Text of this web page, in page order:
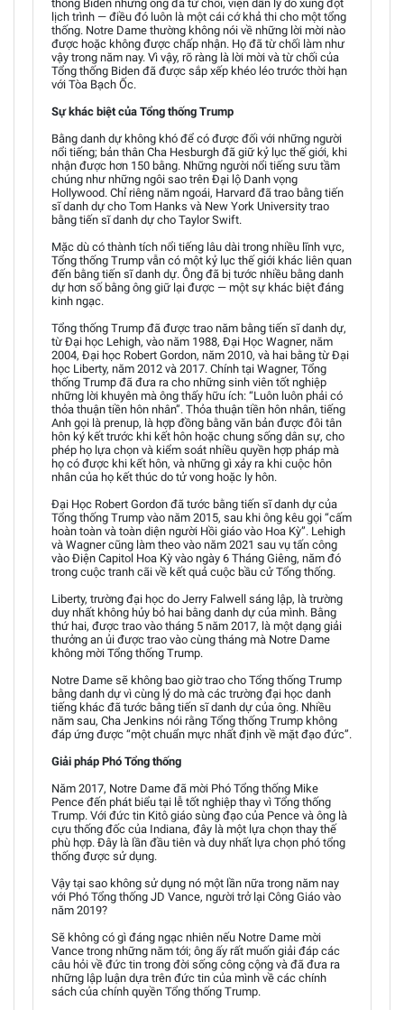
thống Biden nhưng ông đã từ chối, viện dẫn lý do xung đột
lịch trình — điều đó luôn là một cái cớ khả thi cho một tổng
thống. Notre Dame thường không nói về những lời mời nào
được hoặc không được chấp nhận. Họ đã từ chối làm như
vậy trong năm nay. Vì vậy, rõ ràng là lời mời và từ chối của
Tổng thống Biden đã được sắp xếp khéo léo trước thời hạn
với Tòa Bạch Ốc.
Sự khác biệt của Tổng thống Trump
Bằng danh dự không khó để có được đối với những người
nổi tiếng; bản thân Cha Hesburgh đã giữ kỷ lục thế giới, khi
nhận được hơn 150 bằng. Những người nổi tiếng sưu tầm
chúng như những ngôi sao trên Đại lộ Danh vọng
Hollywood. Chỉ riêng năm ngoái, Harvard đã trao bằng tiến
sĩ danh dự cho Tom Hanks và New York University trao
bằng tiến sĩ danh dự cho Taylor Swift.
Mặc dù có thành tích nổi tiếng lâu dài trong nhiều lĩnh vực,
Tổng thống Trump vẫn có một kỷ lục thế giới khác liên quan
đến bằng tiến sĩ danh dự. Ông đã bị tước nhiều bằng danh
dự hơn số bằng ông giữ lại được — một sự khác biệt đáng
kinh ngạc.
Tổng thống Trump đã được trao năm bằng tiến sĩ danh dự,
từ Đại học Lehigh, vào năm 1988, Đại Học Wagner, năm
2004, Đại học Robert Gordon, năm 2010, và hai bằng từ Đại
học Liberty, năm 2012 và 2017. Chính tại Wagner, Tổng
thống Trump đã đưa ra cho những sinh viên tốt nghiệp
những lời khuyên mà ông thấy hữu ích: “Luôn luôn phải có
thỏa thuận tiền hôn nhân”. Thỏa thuận tiền hôn nhân, tiếng
Anh gọi là prenup, là hợp đồng bằng văn bản được đôi tân
hôn ký kết trước khi kết hôn hoặc chung sống dân sự, cho
phép họ lựa chọn và kiểm soát nhiều quyền hợp pháp mà
họ có được khi kết hôn, và những gì xảy ra khi cuộc hôn
nhân của họ kết thúc do tử vong hoặc ly hôn.
Đại Học Robert Gordon đã tước bằng tiến sĩ danh dự của
Tổng thống Trump vào năm 2015, sau khi ông kêu gọi “cấm
hoàn toàn và toàn diện người Hồi giáo vào Hoa Kỳ”. Lehigh
và Wagner cũng làm theo vào năm 2021 sau vụ tấn công
vào Điện Capitol Hoa Kỳ vào ngày 6 Tháng Giêng, năm đó
trong cuộc tranh cãi về kết quả cuộc bầu cử Tổng thống.
Liberty, trường đại học do Jerry Falwell sáng lập, là trường
duy nhất không hủy bỏ hai bằng danh dự của mình. Bằng
thứ hai, được trao vào tháng 5 năm 2017, là một dạng giải
thưởng an ủi được trao vào cùng tháng mà Notre Dame
không mời Tổng thống Trump.
Notre Dame sẽ không bao giờ trao cho Tổng thống Trump
bằng danh dự vì cùng lý do mà các trường đại học danh
tiếng khác đã tước bằng tiến sĩ danh dự của ông. Nhiều
năm sau, Cha Jenkins nói rằng Tổng thống Trump không
đáp ứng được “một chuẩn mực nhất định về mặt đạo đức”.
Giải pháp Phó Tổng thống
Năm 2017, Notre Dame đã mời Phó Tổng thống Mike
Pence đến phát biểu tại lễ tốt nghiệp thay vì Tổng thống
Trump. Với đức tin Kitô giáo sùng đạo của Pence và ông là
cựu thống đốc của Indiana, đây là một lựa chọn thay thế
phù hợp. Đây là lần đầu tiên và duy nhất lựa chọn phó tổng
thống được sử dụng.
Vậy tại sao không sử dụng nó một lần nữa trong năm nay
với Phó Tổng thống JD Vance, người trở lại Công Giáo vào
năm 2019?
Sẽ không có gì đáng ngạc nhiên nếu Notre Dame mời
Vance trong những năm tới; ông ấy rất muốn giải đáp các
câu hỏi về đức tin trong đời sống công cộng và đã đưa ra
những lập luận dựa trên đức tin của mình về các chính
sách của chính quyền Tổng thống Trump.